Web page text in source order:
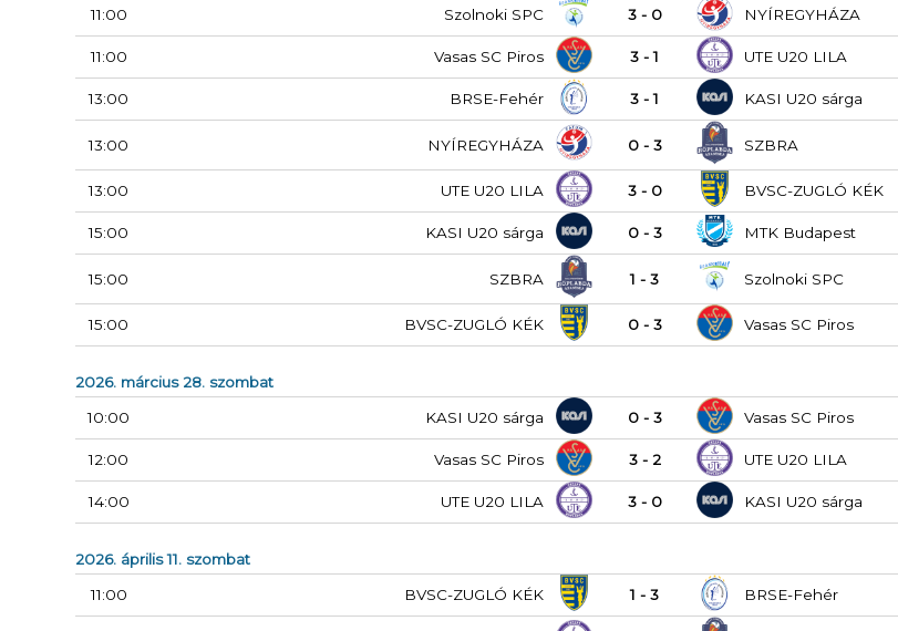
11:00 Szolnoki SPC 3 - 0 NYÍREGYHÁZA
11:00 Vasas SC Piros 3 - 1 UTE U20 LILA
13:00 BRSE-Fehér 3 - 1 KASI U20 sárga
13:00 NYÍREGYHÁZA 0 - 3 SZBRA
13:00 UTE U20 LILA 3 - 0 BVSC-ZUGLÓ KÉK
15:00 KASI U20 sárga 0 - 3 MTK Budapest
15:00 SZBRA 1 - 3 Szolnoki SPC
15:00 BVSC-ZUGLÓ KÉK 0 - 3 Vasas SC Piros
2026. március 28. szombat
10:00
KASI U20 sárga 0 - 3 Vasas SC Piros
12:00 Vasas SC Piros 3 - 2 UTE U20 LILA
14:00 UTE U20 LILA 3 - 0 KASI U20 sárga
2026. április 11. szombat
11:00
BVSC-ZUGLÓ KÉK 1 - 3 BRSE-Fehér